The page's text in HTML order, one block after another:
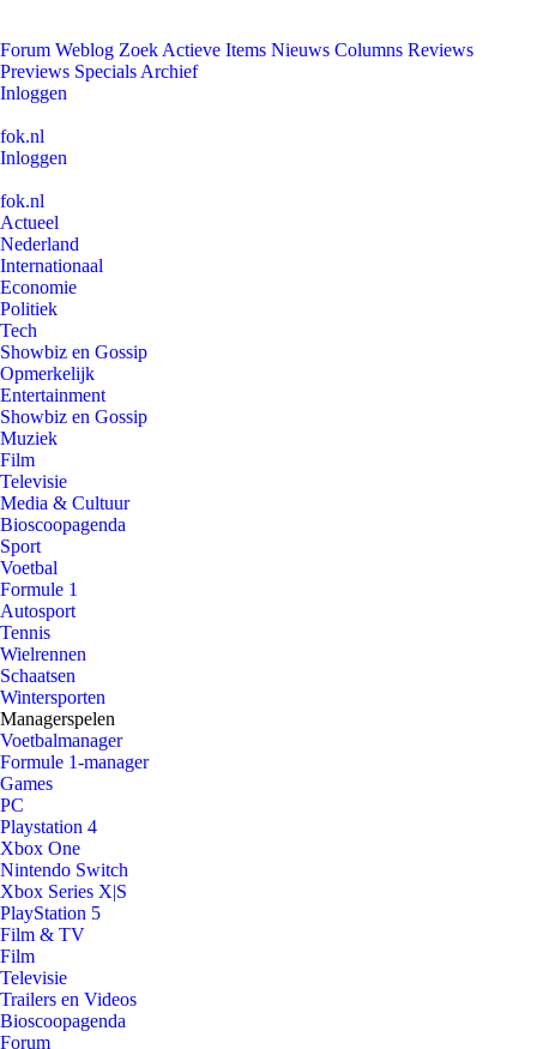
Forum Weblog Zoek Actieve Items Nieuws Columns Reviews
Previews Specials Archief
Inloggen
fok.nl
Inloggen
fok.nl
Actueel
Nederland
Internationaal
Economie
Politiek
Tech
Showbiz en Gossip
Opmerkelijk
Entertainment
Showbiz en Gossip
Muziek
Film
Televisie
Media & Cultuur
Bioscoopagenda
Sport
Voetbal
Formule 1
Autosport
Tennis
Wielrennen
Schaatsen
Wintersporten
Managerspelen
Voetbalmanager
Formule 1-manager
Games
PC
Playstation 4
Xbox One
Nintendo Switch
Xbox Series X|S
PlayStation 5
Film & TV
Film
Televisie
Trailers en Videos
Bioscoopagenda
Forum